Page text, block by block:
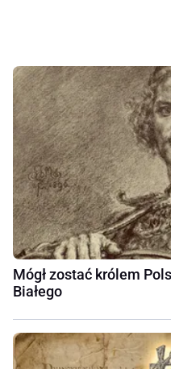
Mógł zostać królem
Białego